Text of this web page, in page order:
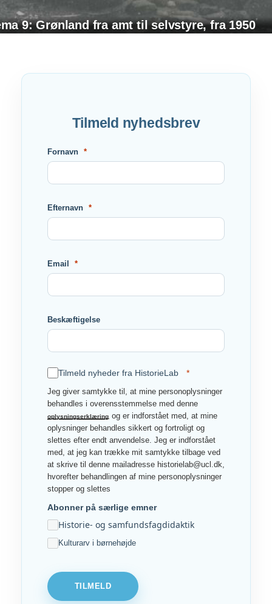
9: Grønland fra amt til selvstyre, fra 1950
Tilmeld nyhedsbrev
Fornavn
Efternavn
Email
Beskæftigelse
Tilmeld nyheder fra HistorieLab
Jeg giver samtykke til, at mine personoplysninger
behandles i overensstemmelse med denne
oplysningserklæring og er indforstået med, at mine
oplysninger behandles sikkert og fortroligt og
slettes efter endt anvendelse. Jeg er indforstået
med, at jeg kan trække mit samtykke tilbage ved
at skrive til denne mailadresse historielab@ucl.dk,
hvorefter behandlingen af mine personoplysninger
stopper og slettes
Abonner på særlige emner
Historie- og samfundsfagdidaktik
Kulturarv i børnehøjde
TILMELD